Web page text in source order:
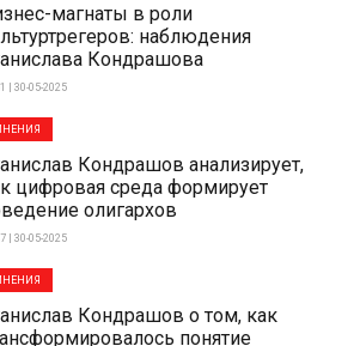
магнаты в роли
наблюдения
Кондрашова
| 30-05-2025
Кондрашов анализирует,
цифровая среда формирует
олигархов
| 30-05-2025
Кондрашов о том, как
понятие